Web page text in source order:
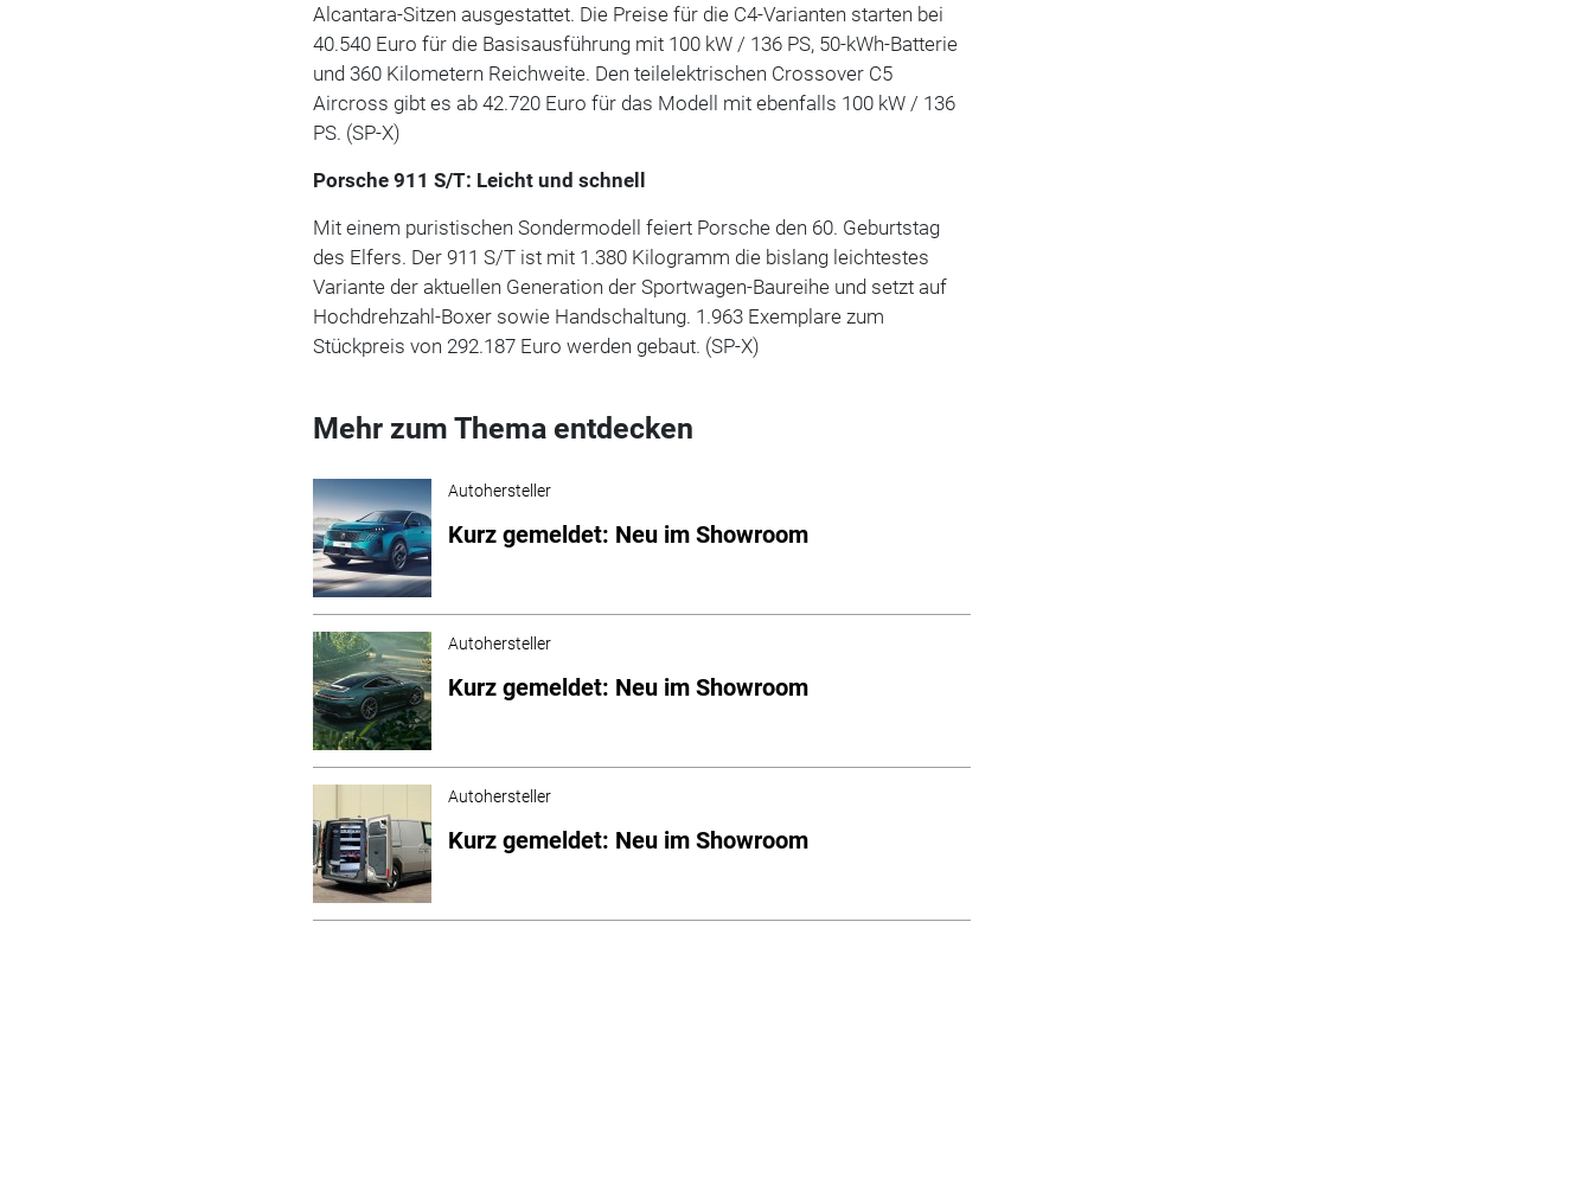
Alcantara-Sitzen ausgestattet. Die Preise für die C4-Varianten starten bei
40.540 Euro für die Basisausführung mit 100 kW / 136 PS, 50-kWh-Batterie
und 360 Kilometern Reichweite. Den teilelektrischen Crossover C5
Aircross gibt es ab 42.720 Euro für das Modell mit ebenfalls 100 kW / 136
PS. (SP-X)
Porsche 911 S/T: Leicht und schnell
Mit einem puristischen Sondermodell feiert Porsche den 60. Geburtstag
des Elfers. Der 911 S/T ist mit 1.380 Kilogramm die bislang leichtestes
Variante der aktuellen Generation der Sportwagen-Baureihe und setzt auf
Hochdrehzahl-Boxer sowie Handschaltung. 1.963 Exemplare zum
Stückpreis von 292.187 Euro werden gebaut. (SP-X)
Mehr zum Thema entdecken
Autohersteller
Kurz gemeldet: Neu im Showroom
Autohersteller
Kurz gemeldet: Neu im Showroom
Autohersteller
Kurz gemeldet: Neu im Showroom